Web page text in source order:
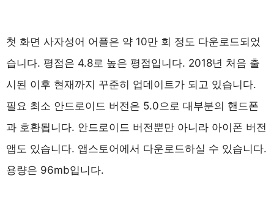
첫 화면 사자성어 어플은 약 10만 회 정도 다운로드되었
습니다. 평점은 4.8로 높은 평점입니다. 2018년 처음 출
시된 이후 현재까지 꾸준히 업데이트가 되고 있습니다.
필요 최소 안드로이드 버전은 5.0으로 대부분의 핸드폰
과 호환됩니다. 안드로이드 버전뿐만 아니라 아이폰 버전
앱도 있습니다. 앱스토어에서 다운로드하실 수 있습니다.
용량은 96mb입니다.